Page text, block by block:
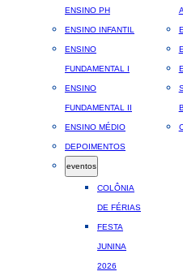
ENSINO PH
ENSINO INFANTIL
ENSINO
FUNDAMENTAL I
ENSINO
FUNDAMENTAL II
ENSINO MÉDIO
DEPOIMENTOS
eventos
COLÔNIA
DE FÉRIAS
FESTA
JUNINA
2026